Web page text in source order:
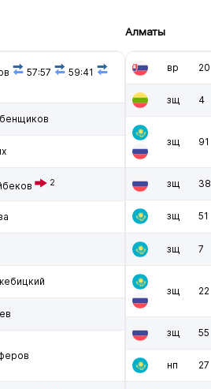
57:57
59:41
2
Алматы
вр 20
зщ 4
зщ 91
зщ 38
зщ 51
зщ 7
зщ 22
зщ 55
нп 27